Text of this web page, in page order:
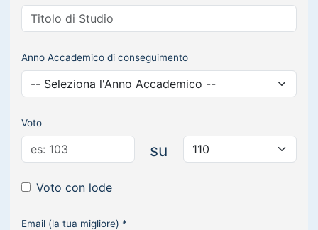
Anno Accademico di conseguimento
Voto
su
Voto con lode
Email (la tua migliore) *